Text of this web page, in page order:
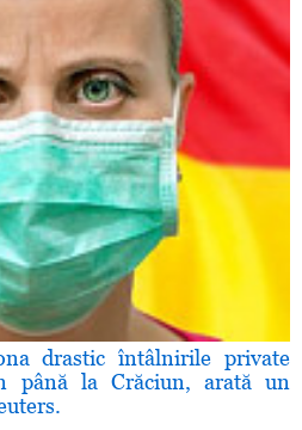
drastic întâlnirile private
până la Crăciun, arată un